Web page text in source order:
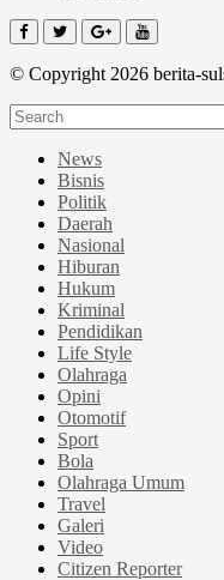
© Copyright 2026 berita-
News
Bisnis
Politik
Daerah
Nasional
Hiburan
Hukum
Kriminal
Pendidikan
Life Style
Olahraga
Opini
Otomotif
Sport
Bola
Olahraga Umum
Travel
Galeri
Video
Citizen Reporter